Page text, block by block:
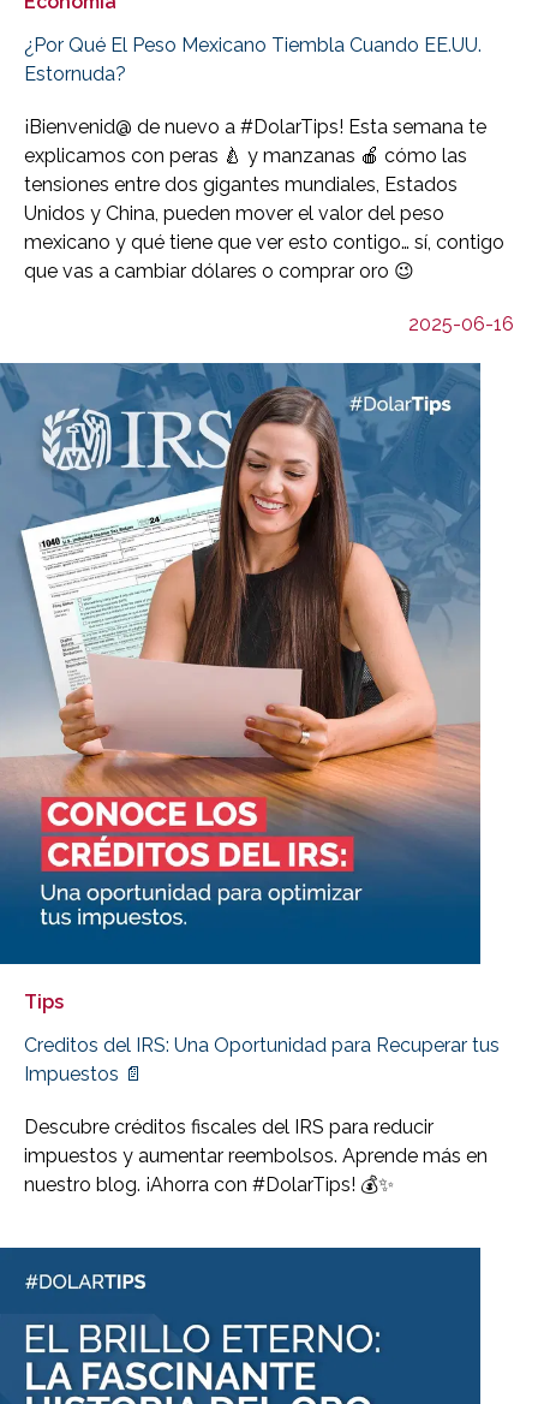
¿Por Qué El Peso Mexicano Tiembla Cuando EE.UU.
Estornuda?
¡Bienvenid@ de nuevo a #DolarTips! Esta semana te
explicamos con peras 🍐 y manzanas 🍎 cómo las
tensiones entre dos gigantes mundiales, Estados
Unidos y China, pueden mover el valor del peso
mexicano y qué tiene que ver esto contigo… sí, contigo
que vas a cambiar dólares o comprar oro 😉
2025-06-16
Tips
Creditos del IRS: Una Oportunidad para Recuperar tus
Impuestos 📄
Descubre créditos fiscales del IRS para reducir
impuestos y aumentar reembolsos. Aprende más en
nuestro blog. ¡Ahorra con #DolarTips! 💰✨